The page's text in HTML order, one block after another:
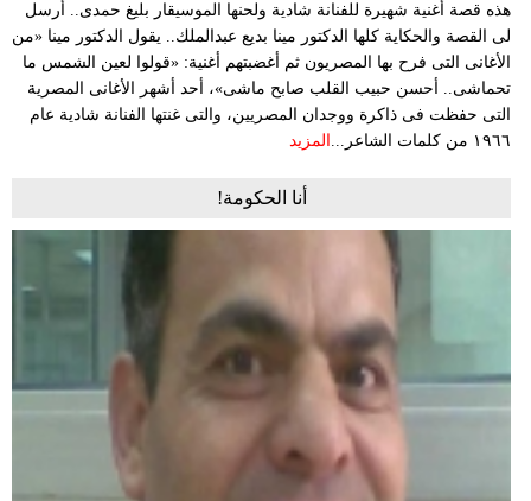
هذه قصة أغنية شهيرة للفنانة شادية ولحنها الموسيقار بليغ حمدى.. أرسل
لى القصة والحكاية كلها الدكتور مينا بديع عبدالملك.. يقول الدكتور مينا «من
الأغانى التى فرح بها المصريون ثم أغضبتهم أغنية: «قولوا لعين الشمس ما
تحماشى.. أحسن حبيب القلب صابح ماشى»، أحد أشهر الأغانى المصرية
التى حفظت فى ذاكرة ووجدان المصريين، والتى غنتها الفنانة شادية عام
١٩٦٦ من كلمات الشاعر...
المزيد
أنا الحكومة!